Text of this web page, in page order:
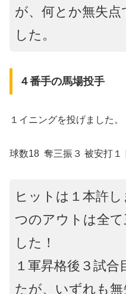
が、何とか無失点
した。
４番手の馬場投手
１イニングを投げました。
球数18 奪三振３ 被安打１
ヒットは１本許
つのアウトは全て
した！
１軍昇格後３試合
たが、いずれも無